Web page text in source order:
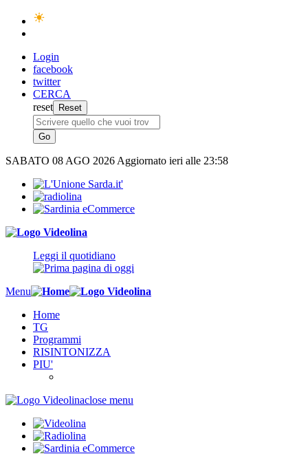
Login
facebook
twitter
CERCA
reset
SABATO 08 AGO 2026 Aggiornato ieri alle 23:58
Leggi il quotidiano
Menu
Home
TG
Programmi
RISINTONIZZA
PIU'
close menu